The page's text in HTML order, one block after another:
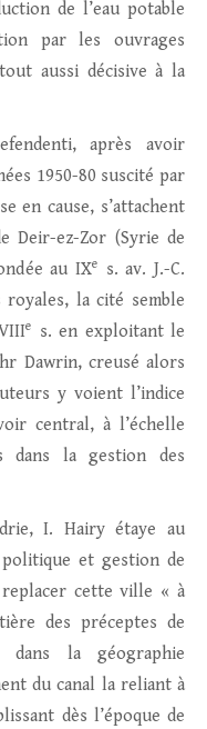
de l’eau potable
par les ouvrages
aussi décisive à la
après avoir
1950-80 suscité par
en cause, s’attachent
Deir-ez-Zor (Syrie de
au IXe
s. av. J.-C.
royales, la cité semble
e
s. en exploitant le
Dawrin, creusé alors
y voient l’indice
central, à l’échelle
dans la gestion des
I. Hairy étaye au
et gestion de
cette ville « à
des préceptes de
dans la géographie
du canal la reliant à
dès l’époque de